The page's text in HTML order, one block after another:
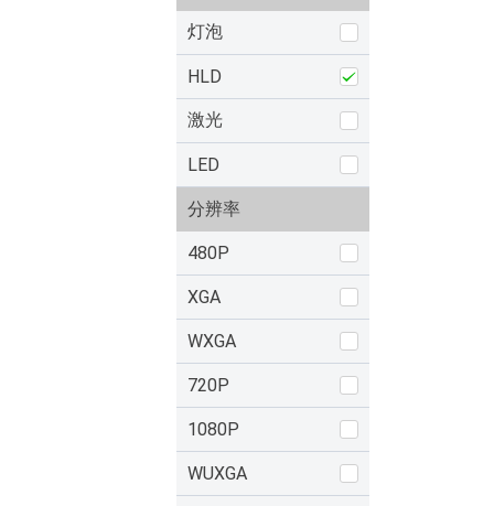
灯泡
HLD
激光
LED
分辨率
480P
XGA
WXGA
720P
1080P
WUXGA